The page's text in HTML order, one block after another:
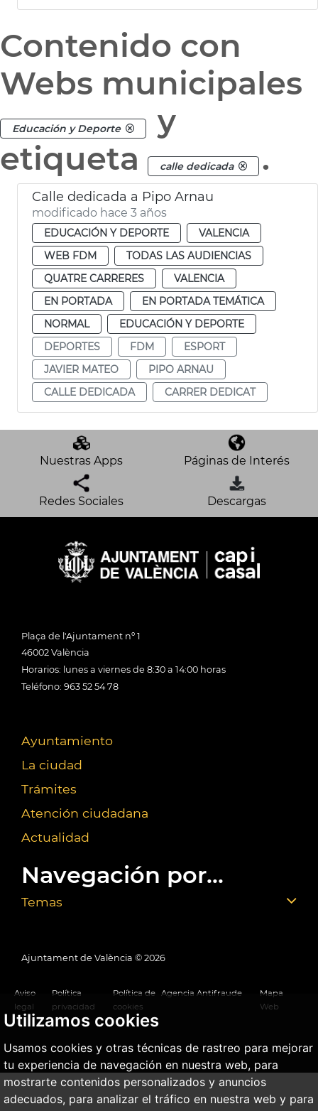
Utilizamos cookies
Usamos cookies y otras técnicas de rastreo para mejorar
tu experiencia de navegación en nuestra web, para
mostrarte contenidos personalizados y anuncios
adecuados, para analizar el tráfico en nuestra web y para
Contenido con
Webs municipales
Educación y Deporte
y
etiqueta
calle dedicada .
Calle dedicada a Pipo Arnau
modificado hace 3 años
EDUCACIÓN Y DEPORTE
VALENCIA
WEB FDM
TODAS LAS AUDIENCIAS
QUATRE CARRERES
VALENCIA
EN PORTADA
EN PORTADA TEMÁTICA
NORMAL
EDUCACIÓN Y DEPORTE
DEPORTES
FDM
ESPORT
JAVIER MATEO
PIPO ARNAU
CALLE DEDICADA
CARRER DEDICAT
Nuestras Apps Páginas de Interés
Redes Sociales Descargas
Plaça de l'Ajuntament nº 1
46002 València
Horarios: lunes a viernes de 8:30 a 14:00 horas
Teléfono: 963 52 54 78
Ayuntamiento
La ciudad
Trámites
Atención ciudadana
Actualidad
Navegación por...
Temas
Ajuntament de València © 2026
Aviso
legal
Política
privacidad
Política de
cookies
Agencia Antifraude
Mapa
Web